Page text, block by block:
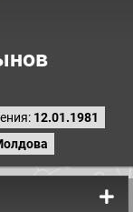
12.01.1981